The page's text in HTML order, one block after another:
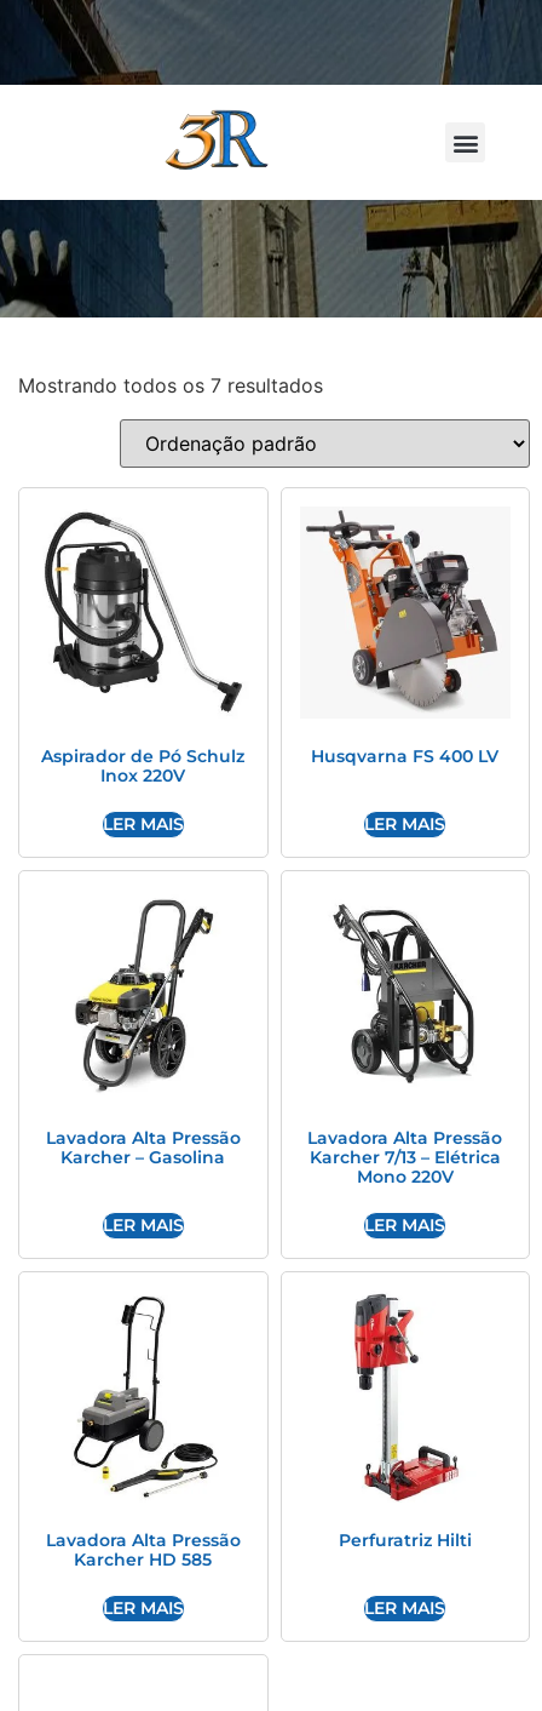
Mostrando todos os 7 resultados
Aspirador de Pó Schulz
Inox 220V
LER MAIS
Husqvarna FS 400 LV
LER MAIS
Lavadora Alta Pressão
Karcher – Gasolina
LER MAIS
Lavadora Alta Pressão
Karcher 7/13 – Elétrica
Mono 220V
LER MAIS
Lavadora Alta Pressão
Karcher HD 585
LER MAIS
Perfuratriz Hilti
LER MAIS